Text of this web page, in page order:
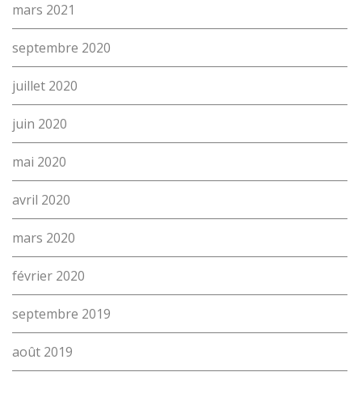
mars 2021
septembre 2020
juillet 2020
juin 2020
mai 2020
avril 2020
mars 2020
février 2020
septembre 2019
août 2019